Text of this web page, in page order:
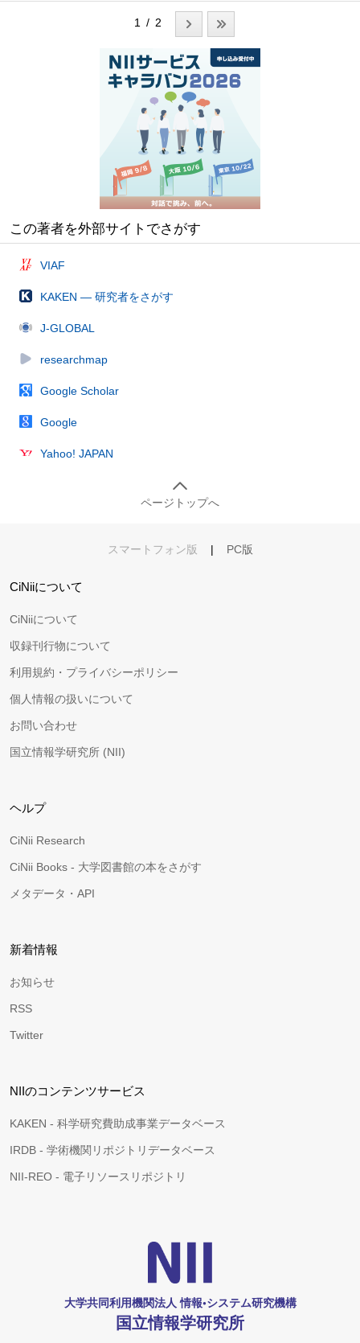
1 / 2
この著者を外部サイトでさがす
VIAF
KAKEN — 研究者をさがす
J-GLOBAL
researchmap
Google Scholar
Google
Yahoo! JAPAN
ページトップへ
スマートフォン版 | PC版
CiNiiについて
CiNiiについて
収録刊行物について
利用規約・プライバシーポリシー
個人情報の扱いについて
お問い合わせ
国立情報学研究所 (NII)
ヘルプ
CiNii Research
CiNii Books - 大学図書館の本をさがす
メタデータ・API
新着情報
お知らせ
RSS
Twitter
NIIのコンテンツサービス
KAKEN - 科学研究費助成事業データベース
IRDB - 学術機関リポジトリデータベース
NII-REO - 電子リソースリポジトリ
大学共同利用機関法人 情報•システム研究機構
国立情報学研究所